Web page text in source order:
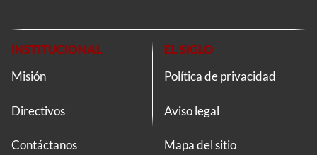
INSTITUCIONAL
Misión
Directivos
Contáctanos
EL SIGLO
Política de privacidad
Aviso legal
Mapa del sitio